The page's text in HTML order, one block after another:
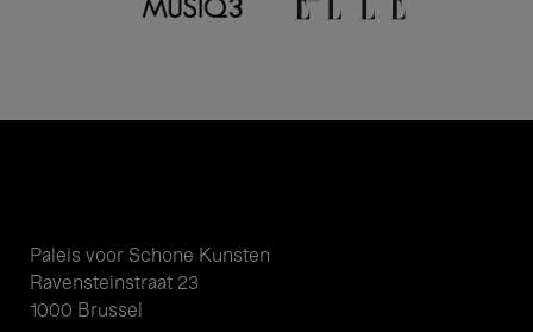
Paleis voor Schone Kunsten
Ravensteinstraat 23
1000 Brussel